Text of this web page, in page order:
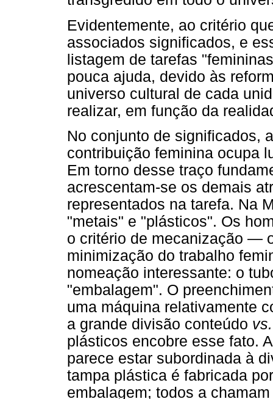
Evidentemente, ao critério
associados significados, e
listagem de tarefas
pouca ajuda, devido às
universo cultural de cada
realizar, em função da
No conjunto de significados,
contribuição feminina ocupa
Em torno desse traço
acrescentam-se os demais
representados na tarefa. Na
"metais" e "plásticos". Os
o critério de mecanização —
minimização do trabalho
nomeação interessante: o
"embalagem". O
uma máquina relativamente
a grande divisão conteúdo
plásticos encobre esse fato.
parece estar subordinada à
tampa plástica é fabricada
embalagem; todos a